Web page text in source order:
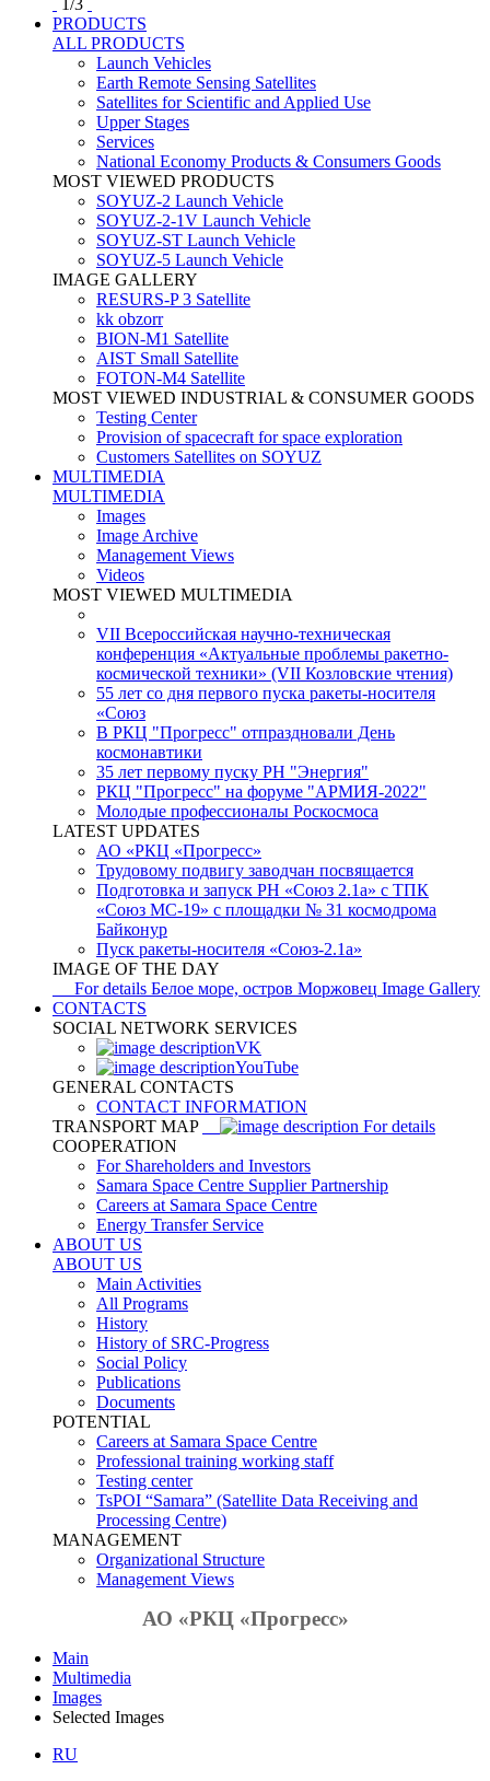
1/3
PRODUCTS
ALL PRODUCTS
Launch Vehicles
Earth Remote Sensing Satellites
Satellites for Scientific and Applied Use
Upper Stages
Services
National Economy Products & Consumers Goods
MOST VIEWED PRODUCTS
SOYUZ-2 Launch Vehicle
SOYUZ-2-1V Launch Vehicle
SOYUZ-ST Launch Vehicle
SOYUZ-5 Launch Vehicle
IMAGE GALLERY
RESURS-P 3 Satellite
kk obzorr
BION-M1 Satellite
AIST Small Satellite
FOTON-M4 Satellite
MOST VIEWED INDUSTRIAL & CONSUMER GOODS
Testing Center
Provision of spacecraft for space exploration
Customers Satellites on SOYUZ
MULTIMEDIA
MULTIMEDIA
Images
Image Archive
Management Views
Videos
MOST VIEWED MULTIMEDIA
VII Всероссийская научно-техническая
конференция «Актуальные проблемы ракетно-
космической техники» (VII Козловские чтения)
55 лет со дня первого пуска ракеты-носителя
«Союз
В РКЦ "Прогресс" отпраздновали День
космонавтики
35 лет первому пуску РН "Энергия"
РКЦ "Прогресс" на форуме "АРМИЯ-2022"
Молодые профессионалы Роскосмоса
LATEST UPDATES
АО «РКЦ «Прогресс»
Трудовому подвигу заводчан посвящается
Подготовка и запуск РН «Союз 2.1а» с ТПК
«Союз МС-19» с площадки № 31 космодрома
Байконур
Пуск ракеты-носителя «Союз-2.1а»
IMAGE OF THE DAY
For details Белое море, остров Моржовец Image Gallery
CONTACTS
SOCIAL NETWORK SERVICES
VK
YouTube
GENERAL CONTACTS
CONTACT INFORMATION
TRANSPORT MAP
For details
COOPERATION
For Shareholders and Investors
Samara Space Centre Supplier Partnership
Careers at Samara Space Centre
Energy Transfer Service
ABOUT US
ABOUT US
Main Activities
All Programs
History
History of SRC-Progress
Social Policy
Publications
Documents
POTENTIAL
Careers at Samara Space Centre
Professional training working staff
Testing center
TsPOI “Samara” (Satellite Data Receiving and
Processing Centre)
MANAGEMENT
Organizational Structure
Management Views
АО «РКЦ «Прогресс»
Main
Multimedia
Images
Selected Images
RU